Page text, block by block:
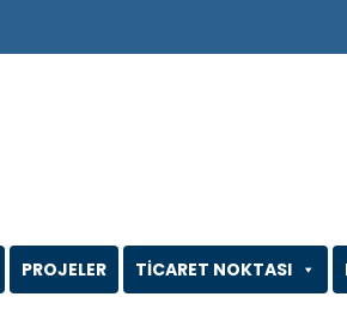
PROJELER TİCARET NOKTASI